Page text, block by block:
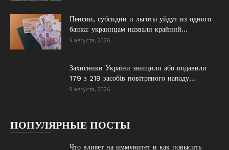
Пенсии, субсидии и льготы уйдут из одного
банка: украинцам назвали крайний...
9 августа, 2026
Захисники України знищили або подавили
179 з 219 засобів повітряного нападу...
9 августа, 2026
ПОПУЛЯРНЫЕ ПОСТЫ
Что влияет на иммунитет и как повысить